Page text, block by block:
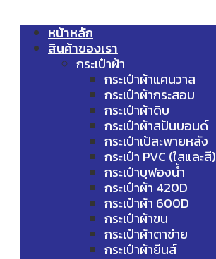
หน้าหลัก
สินค้าของเรา
กระเป๋าผ้า
กระเป๋าผ้าแคนวาส
กระเป๋าผ้ากระสอบ
กระเป๋าผ้าดิบ
กระเป๋าผ้าสปันบอนด์
กระเป๋าเป้สะพายหลัง
กระเป๋า PVC (ใสและสี)
กระเป๋าบุฟองน้ำ
กระเป๋าผ้า 420D
กระเป๋าผ้า 600D
กระเป๋าผ้าขน
กระเป๋าผ้าตาข่าย
กระเป๋าผ้ายีนส์